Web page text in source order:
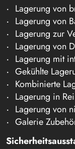
Lagerung von
Lagerung von
Lagerung zur
Lagerung von
Lagerung mit
Gekühlte
Kombinierte
Lagerung in
Lagerung von
Galerie